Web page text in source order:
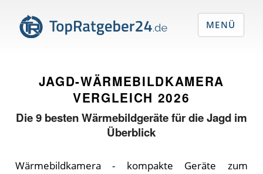
JAGD-WÄRMEBILDKAMERA
VERGLEICH 2026
Die9 besten Wärmebildgeräte für die Jagd im
Überblick
Wärmebildkamera - kompakte Geräte zum
MENÜ